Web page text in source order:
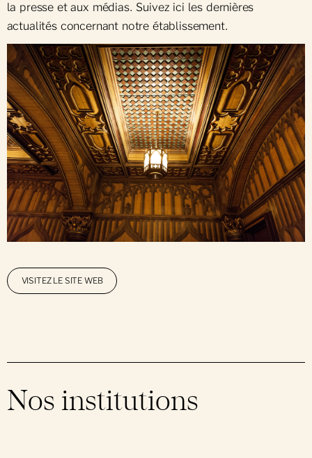
la presse et aux médias. Suivez ici les dernières
actualités concernant notre établissement.
VISITEZ LE SITE WEB
Nos institutions